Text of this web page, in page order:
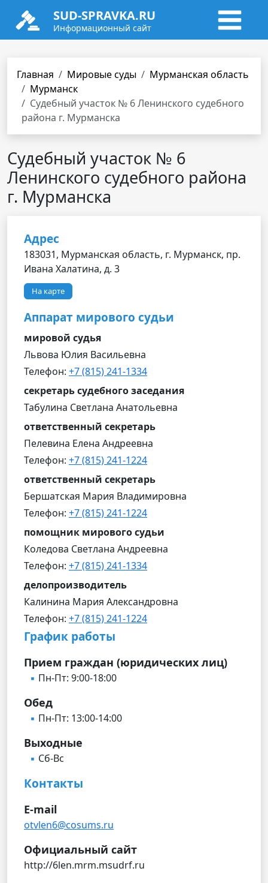
SUD-SPRAVKA.RU
Информационный сайт
Главная Мировые суды
Мурманская область
Мурманск
Судебный участок № 6 Ленинского судебного
района г. Мурманска
Судебный участок № 6
Ленинского судебного района
г. Мурманска
Адрес
183031, Мурманская область, г. Мурманск, пр.
Ивана Халатина, д. 3
На карте
Аппарат мирового судьи
мировой судья
Львова Юлия Васильевна
Телефон: +7 (815) 241-1334
секретарь судебного заседания
Табулина Светлана Анатольевна
ответственный секретарь
Пелевина Елена Андреевна
Телефон: +7 (815) 241-1224
ответственный секретарь
Бершатская Мария Владимировна
Телефон: +7 (815) 241-1224
помощник мирового судьи
Коледова Светлана Андреевна
Телефон: +7 (815) 241-1334
делопроизводитель
Калинина Мария Александровна
Телефон: +7 (815) 241-1224
График работы
Прием граждан (юридических лиц)
Пн-Пт: 9:00-18:00
Обед
Пн-Пт: 13:00-14:00
Выходные
Сб-Вс
Контакты
E-mail
otvlen6@cosums.ru
Официальный сайт
http://6len.mrm.msudrf.ru